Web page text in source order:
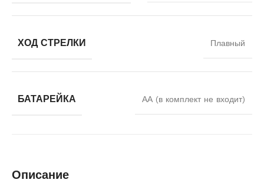
ХОД СТРЕЛКИ Плавный
БАТАРЕЙКА АА (в комплект не входит)
Описание